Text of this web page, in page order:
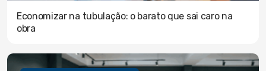
Economizar na tubulação: o barato que sai caro na
obra